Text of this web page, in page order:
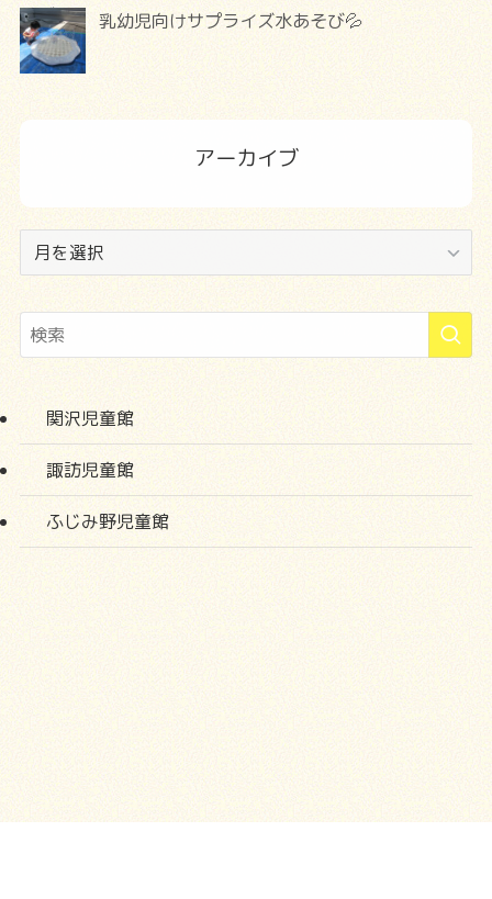
乳幼児向けサプライズ水あそび💦
アーカイブ
ア
ー
カ
イ
ブ
関沢児童館
諏訪児童館
ふじみ野児童館